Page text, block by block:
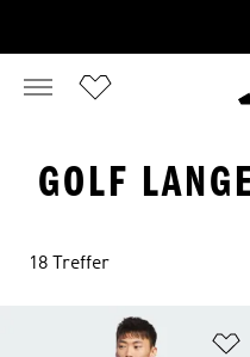
GOLF
18 Treffer